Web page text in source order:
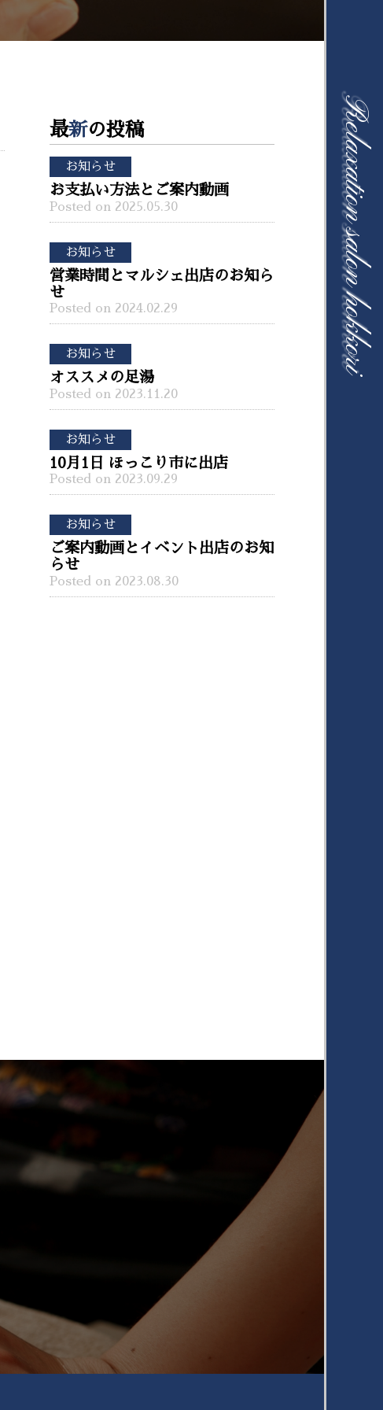
最新の投稿
お知らせ
お支払い方法とご案内動画
Posted on 2025.05.30
お知らせ
営業時間とマルシェ出店のお知ら
せ
Posted on 2024.02.29
お知らせ
オススメの足湯
Posted on 2023.11.20
お知らせ
10月1日 ほっこり市に出店
Posted on 2023.09.29
お知らせ
ご案内動画とイベント出店のお知
らせ
Posted on 2023.08.30
Relaxation salon hokkori